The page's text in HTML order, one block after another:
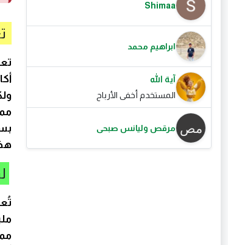
Shimaa
ابراهيم محمد
آية الله
المستخدم أخفى الأرباح
مرقص وليانس صبحى